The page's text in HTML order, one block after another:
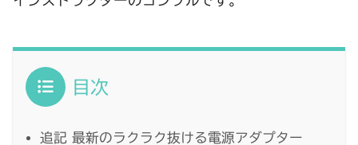
目次
追記 最新のラクラク抜ける電源アダプター